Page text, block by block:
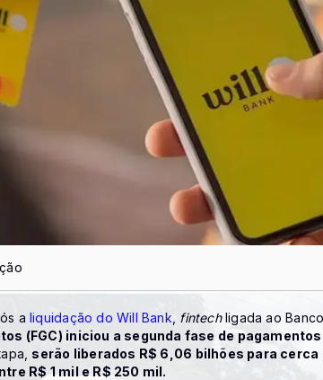
aliquidação do Will Bank fintechligada ao Banco
(FGC) iniciou a segunda fase de
serão liberados R$ 6,06 bilhões para cerca
R$ 1 mil e R$ 250 mil.